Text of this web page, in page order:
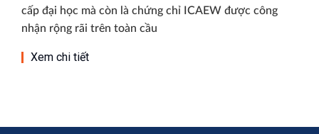
cấp đại học mà còn là chứng chỉ ICAEW được công
nhận rộng rãi trên toàn cầu
Xem chi tiết